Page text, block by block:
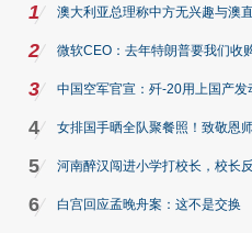
1 澳大利亚总理称中方无兴趣与澳
2 微软CEO：去年特朗普要我们收
3 中国空军官宣：歼-20用上国产发
4 女排国手晒全队聚餐照！致敬恩
5 河南醉汉闯进小学打校长，校长
6 白宫回应孟晚舟案：这不是交换